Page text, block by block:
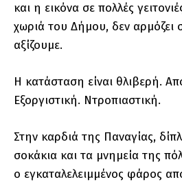
και η εικόνα σε πολλές
χωριά του Δήμου, δεν αρμόζει
αξίζουμε.
Η κατάσταση είναι θλιβερή.
Εξοργιστική. Ντροπιαστική.
Στην καρδιά της Παναγίας,
σοκάκια και τα μνημεία της
ο εγκαταλελειμμένος φάρος